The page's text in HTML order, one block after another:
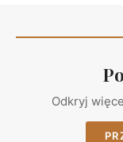
Odkryj